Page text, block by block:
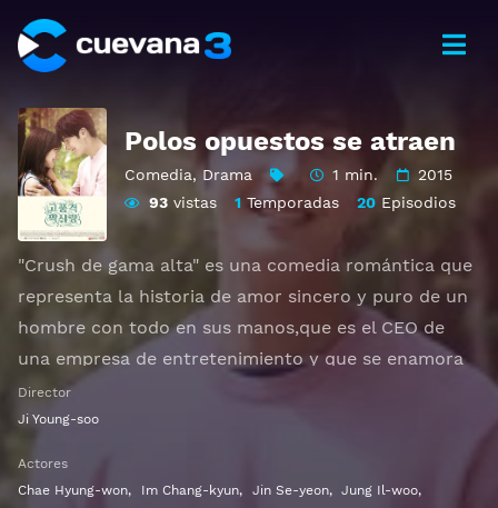
Polos opuestos se atraen
Comedia, Drama 1 min.
2015
93 vistas 1 Temporadas 20 Episodios
"Crush de gama alta" es una comedia romántica que
representa la historia de amor sincero y puro de un
hombre con todo en sus manos,que es el CEO de
una empresa de entretenimiento y que se enamora
por primera vez en su vida de una mujer que ha
estado viviendo en circunstancias totalmente
empresa.
Director
Ji Young-soo
Actores
Chae Hyung-won, Im Chang-kyun, Jin Se-yeon, Jung Il-woo,